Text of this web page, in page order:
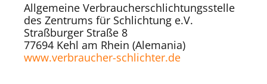
Allgemeine Verbraucherschlichtungsstelle
des Zentrums für Schlichtung e.V.
Straßburger Straße 8
77694 Kehl am Rhein (Alemania)
www.verbraucher-schlichter.de